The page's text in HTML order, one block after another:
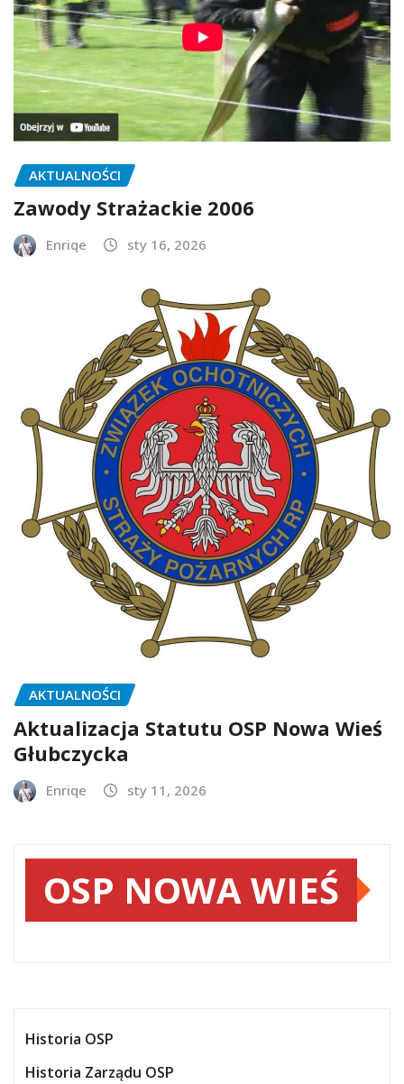
AKTUALNOŚCI
Zawody Strażackie 2006
Enriqe sty 16, 2026
AKTUALNOŚCI
Aktualizacja Statutu OSP Nowa Wieś
Głubczycka
Enriqe sty 11, 2026
OSP NOWA WIEŚ
Historia OSP
Historia Zarządu OSP